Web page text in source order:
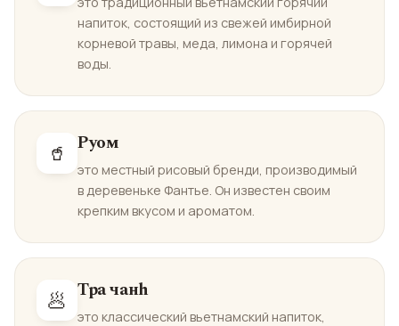
напиток, состоящий из свежей имбирной
корневой травы, меда, лимона и горячей
воды.
🥤 Руом
это местный рисовый бренди, производимый
в деревеньке Фантье. Он известен своим
крепким вкусом и ароматом.
🥟 Тра чанh
это классический вьетнамский напиток,